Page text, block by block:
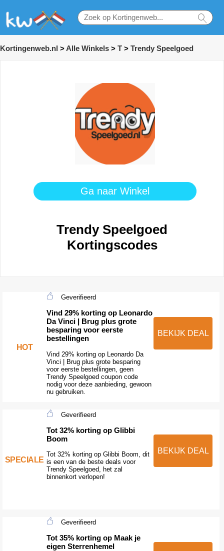
Kortingenweb.nl > Alle Winkels > T > Trendy Speelgoed
Ga naar Winkel
Trendy Speelgoed
Kortingscodes
HOT
Geverifieerd
Vind 29% korting op Leonardo
Da Vinci | Brug plus grote
besparing voor eerste
bestellingen
Vind 29% korting op Leonardo Da
Vinci | Brug plus grote besparing
voor eerste bestellingen, geen
Trendy Speelgoed coupon code
nodig voor deze aanbieding, gewoon
nu gebruiken.
BEKIJK DEAL
SPECIALE
Geverifieerd
Tot 32% korting op Glibbi
Boom
Tot 32% korting op Glibbi Boom, dit
is een van de beste deals voor
Trendy Speelgoed, het zal
binnenkort verlopen!
BEKIJK DEAL
Geverifieerd
Tot 35% korting op Maak je
eigen Sterrenhemel